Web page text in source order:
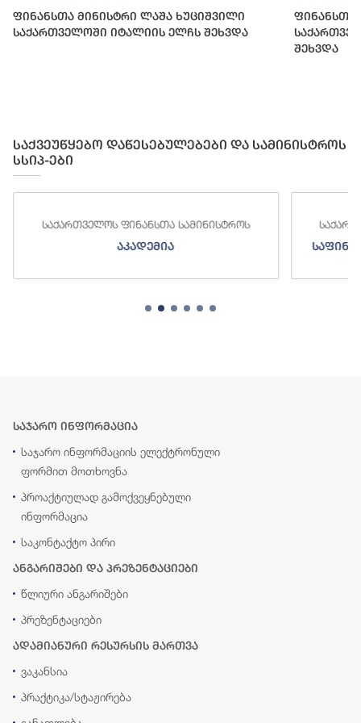
ფინანსთა მინისტრი ლაშა ხუციშვილი
საქართველოში იტალიის ელჩს შეხვდა
ფინანსთა
შეხვდა
საქვეუწყებო დაწესებულებები და სამინისტროს
სსიპ-ები
საქართველოს ფინანსთა სამინისტროს
აკადემია
საჯარო ინფორმაცია
საჯარო ინფორმაციის ელექტრონული
ფორმით მოთხოვნა
პროაქტიულად გამოქვეყნებული
ინფორმაცია
საკონტაქტო პირი
ანგარიშები და პრეზენტაციები
წლიური ანგარიშები
პრეზენტაციები
ადამიანური რესურსის მართვა
ვაკანსია
პრაქტიკა/სტაჟირება